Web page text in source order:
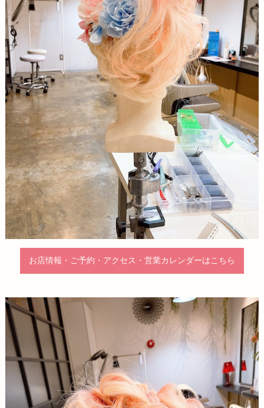
お店情報・ご予約・アクセス・営業カレンダーはこちら